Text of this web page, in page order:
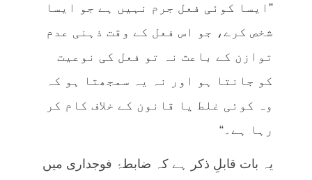
”ایسا کوئی فعل جرم نہیں ہے جو ایسا
شخص کرے، جو اس فعل کے وقت ذہنی عدم
توازن کے باعث نہ تو فعل کی نوعیت
کو جانتا ہو اور نہ یہ سمجھتا ہو کہ
وہ کوئی غلط یا قانون کے خلاف کام کر
رہا ہے۔“
یہ بات قابلِ ذکر ہے کہ ضابطۂ فوجداری میں